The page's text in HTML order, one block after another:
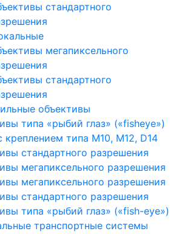
стандартного
мегапиксельного
стандартного
объективы
типа «рыбий глаз» («fisheye»)
типа M10, M12, D14
стандартного разрешения
мегапиксельного разрешения
мегапиксельного разрешения
стандартного разрешения
типа «рыбий глаз» («fish-eye»)
транспортные системы